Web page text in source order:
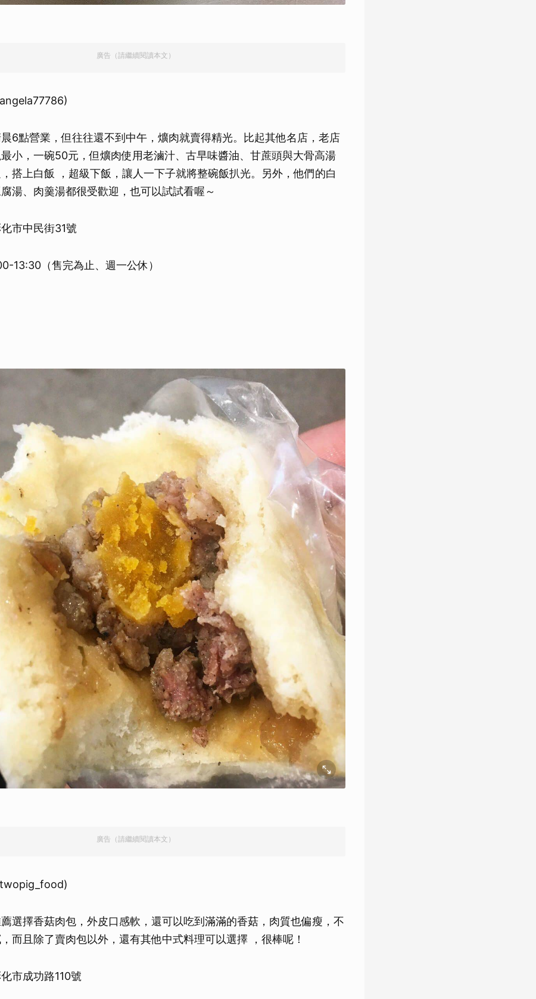
廣告（請繼續閱讀本文）
6點營業，但往往還不到中午，爌肉就賣得精光。比起其他名店，老店
小，一碗50元，但爌肉使用老滷汁、古早味醬油、甘蔗頭與大骨高湯
搭上白飯 ，超級下飯，讓人一下子就將整碗飯扒光。另外，他們的白
湯、肉羹湯都很受歡迎，也可以試試看喔～
市中民街31號
13:30（售完為止、週一公休）
廣告（請繼續閱讀本文）
選擇香菇肉包，外皮口感軟，還可以吃到滿滿的香菇，肉質也偏瘦，不
而且除了賣肉包以外，還有其他中式料理可以選擇 ，很棒呢！
市成功路110號